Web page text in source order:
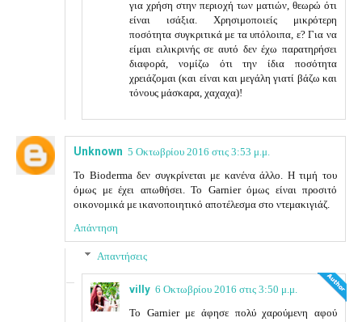
για χρήση στην περιοχή των ματιών, θεωρώ ότι
είναι ισάξια. Χρησιμοποιείς μικρότερη
ποσότητα συγκριτικά με τα υπόλοιπα, ε? Για να
είμαι ειλικρινής σε αυτό δεν έχω παρατηρήσει
διαφορά, νομίζω ότι την ίδια ποσότητα
χρειάζομαι (και είναι και μεγάλη γιατί βάζω και
τόνους μάσκαρα, χαχαχα)!
Unknown 5 Οκτωβρίου 2016 στις 3:53 μ.μ.
Το Bioderma δεν συγκρίνεται με κανένα άλλο. Η τιμή του
όμως με έχει απωθήσει. Το Garnier όμως είναι προσιτό
οικονομικά με ικανοποιητικό αποτέλεσμα στο ντεμακιγιάζ.
Απάντηση
Απαντήσεις
villy 6 Οκτωβρίου 2016 στις 3:50 μ.μ.
To Garnier με άφησε πολύ χαρούμενη αφού